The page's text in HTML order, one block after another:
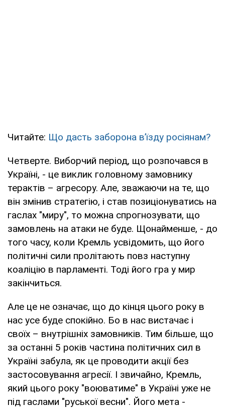
Читайте: Що дасть заборона в’їзду росіянам?
Четверте. Виборчий період, що розпочався в
Україні, - це виклик головному замовнику
терактів – агресору. Але, зважаючи на те, що
він змінив стратегію, і став позиціонуватись на
гаслах "миру", то можна спрогнозувати, що
замовлень на атаки не буде. Щонайменше, - до
того часу, коли Кремль усвідомить, що його
політичні сили пролітають повз наступну
коаліцію в парламенті. Тоді його гра у мир
закінчиться.
Але це не означає, що до кінця цього року в
нас усе буде спокійно. Бо в нас вистачає і
своїх – внутрішніх замовників. Тим більше, що
за останні 5 років частина політичних сил в
Україні забула, як це проводити акції без
застосовування агресії. І звичайно, Кремль,
який цього року "воюватиме" в Україні уже не
під гаслами "руської весни". Його мета -